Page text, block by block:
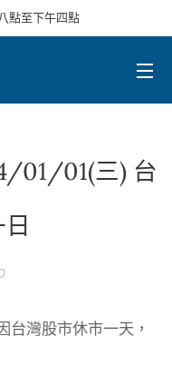
點至下午四點
01/01(三) 台
灣股市休市一天，